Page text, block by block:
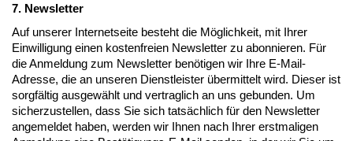
7. Newsletter
Auf unserer Internetseite besteht die Möglichkeit, mit Ihrer
Einwilligung einen kostenfreien Newsletter zu abonnieren. Für
die Anmeldung zum Newsletter benötigen wir Ihre E-Mail-
Adresse, die an unseren Dienstleister übermittelt wird. Dieser ist
sorgfältig ausgewählt und vertraglich an uns gebunden. Um
sicherzustellen, dass Sie sich tatsächlich für den Newsletter
angemeldet haben, werden wir Ihnen nach Ihrer erstmaligen